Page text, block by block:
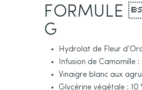
FORMULE
G
Hydrolat de Fleur
Infusion de Camomille
Vinaigre blanc aux
Glycérine végétale : 10